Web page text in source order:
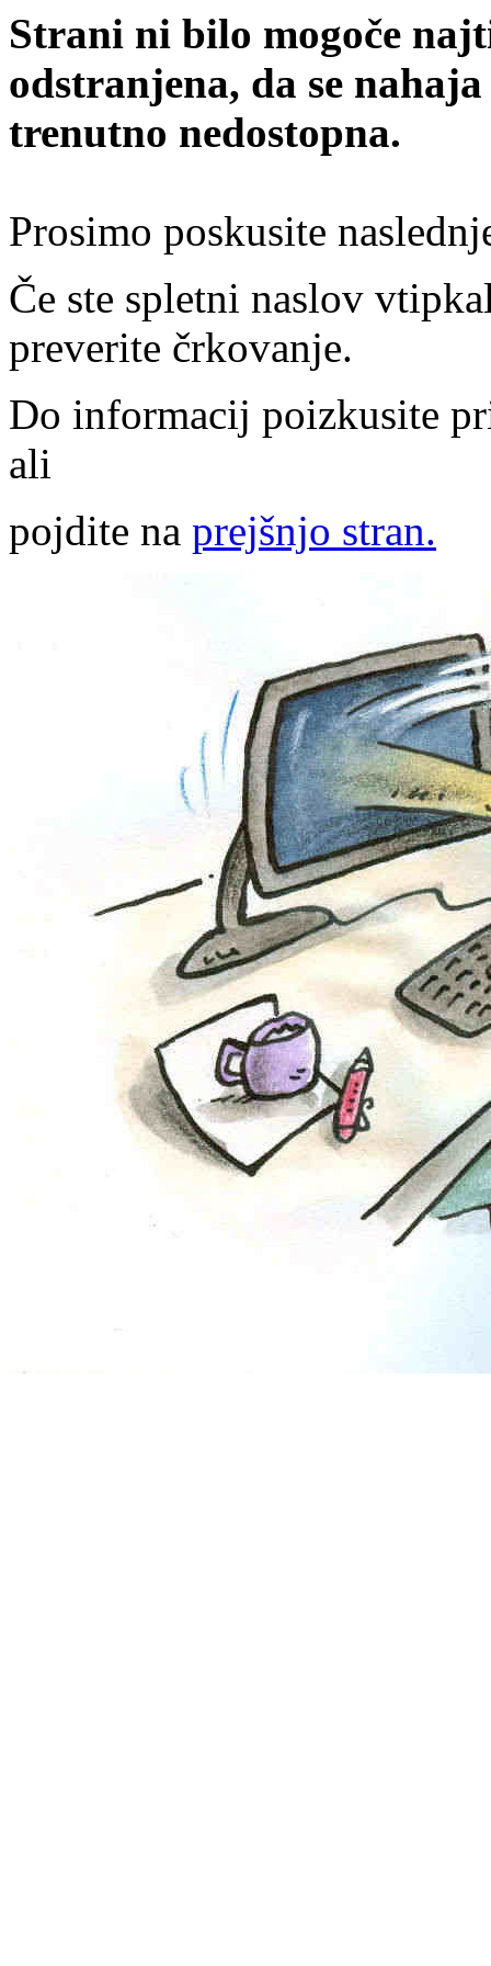
Strani ni bilo mogoče
odstranjena, da se
trenutno nedostopna.
Prosimo poskusite
Če ste spletni naslov
preverite črkovanje.
Do informacij poizkusite
ali
pojdite na prejšnjo stran.